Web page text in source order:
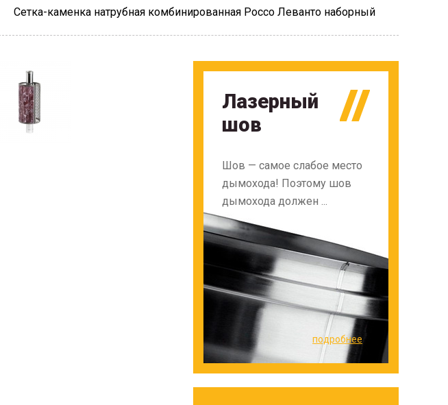
Сетка-каменка натрубная комбинированная Россо Леванто наборный
Лазерный
шов
Шов — самое слабое место
дымохода! Поэтому шов
дымохода должен ...
подробнее